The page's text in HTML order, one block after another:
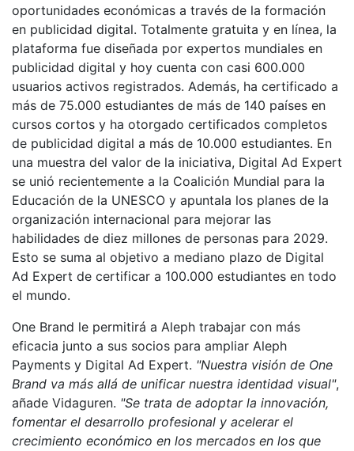
oportunidades económicas a través de la formación
en publicidad digital. Totalmente gratuita y en línea, la
plataforma fue diseñada por expertos mundiales en
publicidad digital y hoy cuenta con casi 600.000
usuarios activos registrados. Además, ha certificado a
más de 75.000 estudiantes de más de 140 países en
cursos cortos y ha otorgado certificados completos
de publicidad digital a más de 10.000 estudiantes. En
una muestra del valor de la iniciativa, Digital Ad Expert
se unió recientemente a la Coalición Mundial para la
Educación de la UNESCO y apuntala los planes de la
organización internacional para mejorar las
habilidades de diez millones de personas para 2029.
Esto se suma al objetivo a mediano plazo de Digital
Ad Expert de certificar a 100.000 estudiantes en todo
el mundo.
One Brand le permitirá a Aleph trabajar con más
eficacia junto a sus socios para ampliar Aleph
Payments y Digital Ad Expert. "Nuestra visión de One
Brand va más allá de unificar nuestra identidad visual",
añade Vidaguren. "Se trata de adoptar la innovación,
fomentar el desarrollo profesional y acelerar el
crecimiento económico en los mercados en los que